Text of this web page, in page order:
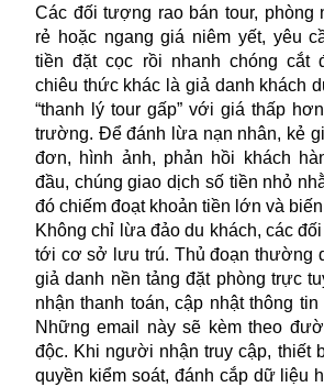
Các đối tượng rao bán tour, phòng
rẻ hoặc ngang giá niêm yết, yêu
tiền đặt cọc rồi nhanh chóng cắt
chiêu thức khác là giả danh khách
“thanh lý tour gấp” với giá thấp
trường. Để đánh lừa nạn nhân, kẻ
đơn, hình ảnh, phản hồi khách
đầu, chúng giao dịch số tiền nhỏ
đó chiếm đoạt khoản tiền lớn và biến
Không chỉ lừa đảo du khách, các
tới cơ sở lưu trú. Thủ đoạn thường
giả danh nền tảng đặt phòng trực
nhận thanh toán, cập nhật thông
Những email này sẽ kèm theo
độc. Khi người nhận truy cập, thiết
quyền kiểm soát, đánh cắp dữ liệu